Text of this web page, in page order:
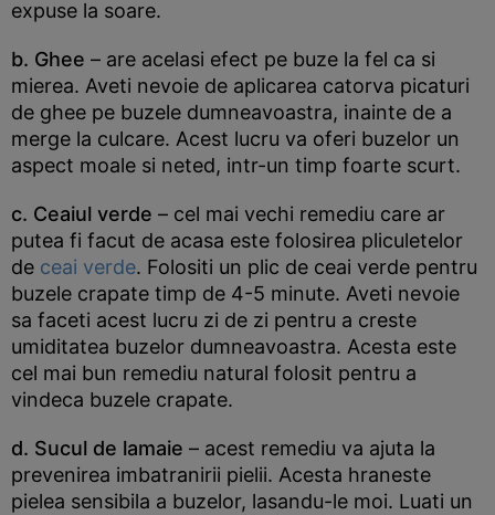
expuse la soare.
b. Ghee – are acelasi efect pe buze la fel ca si
mierea. Aveti nevoie de aplicarea catorva picaturi
de ghee pe buzele dumneavoastra, inainte de a
merge la culcare. Acest lucru va oferi buzelor un
aspect moale si neted, intr-un timp foarte scurt.
c. Ceaiul verde – cel mai vechi remediu care ar
putea fi facut de acasa este folosirea pliculetelor
de ceai verde. Folositi un plic de ceai verde pentru
buzele crapate timp de 4-5 minute. Aveti nevoie
sa faceti acest lucru zi de zi pentru a creste
umiditatea buzelor dumneavoastra. Acesta este
cel mai bun remediu natural folosit pentru a
vindeca buzele crapate.
d. Sucul de lamaie – acest remediu va ajuta la
prevenirea imbatranirii pielii. Acesta hraneste
pielea sensibila a buzelor, lasandu-le moi. Luati un